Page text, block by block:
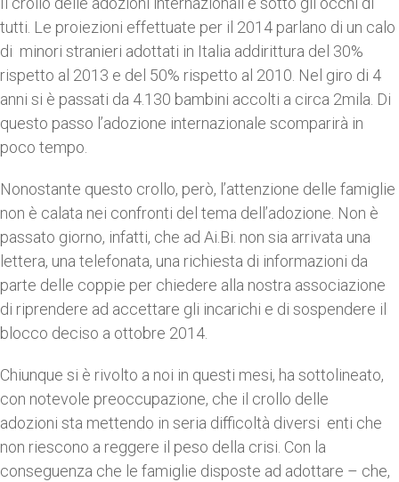
tutti. Le proiezioni effettuate per il 2014 parlano di un calo
di minori stranieri adottati in Italia addirittura del 30%
rispetto al 2013 e del 50% rispetto al 2010. Nel giro di 4
anni si è passati da 4.130 bambini accolti a circa 2mila. Di
questo passo l’adozione internazionale scomparirà in
poco tempo.
Nonostante questo crollo, però, l’attenzione delle famiglie
non è calata nei confronti del tema dell’adozione. Non è
passato giorno, infatti, che ad Ai.Bi. non sia arrivata una
lettera, una telefonata, una richiesta di informazioni da
parte delle coppie per chiedere alla nostra associazione
di riprendere ad accettare gli incarichi e di sospendere il
blocco deciso a ottobre 2014.
Chiunque si è rivolto a noi in questi mesi, ha sottolineato,
con notevole preoccupazione, che il crollo delle
adozioni sta mettendo in seria difficoltà diversi enti che
non riescono a reggere il peso della crisi. Con la
conseguenza che le famiglie disposte ad adottare – che,